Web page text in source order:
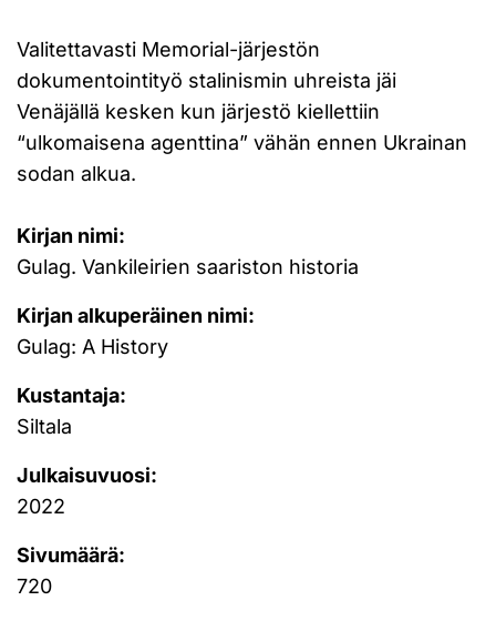
Valitettavasti Memorial-järjestön
dokumentointityö stalinismin uhreista jäi
Venäjällä kesken kun järjestö kiellettiin
“ulkomaisena agenttina” vähän ennen Ukrainan
sodan alkua.
Kirjan nimi:
Gulag. Vankileirien saariston historia
Kirjan alkuperäinen nimi:
Gulag: A History
Kustantaja:
Siltala
Julkaisuvuosi:
2022
Sivumäärä:
720